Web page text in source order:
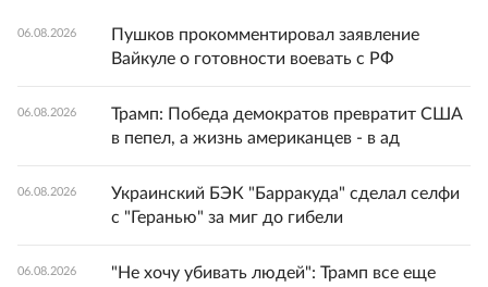
06.08.2026
Пушков прокомментировал заявление
Вайкуле о готовности воевать с РФ
06.08.2026
Трамп: Победа демократов превратит США
в пепел, а жизнь американцев - в ад
06.08.2026
Украинский БЭК "Барракуда" сделал селфи
с "Геранью" за миг до гибели
06.08.2026
"Не хочу убивать людей": Трамп все еще